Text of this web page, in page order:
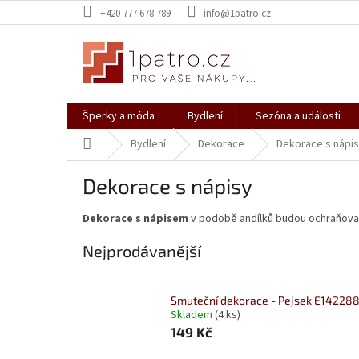
na
+420 777 678 789 info@1patro.cz
Šperky a móda Bydlení Sezóna a události
Domů Bydlení Dekorace Dekorace s
Dekorace s nápisy
Dekorace s nápisem v podobě andílků budou
Nejprodávanější
Smuteční dekorace - Pejsek E142288
Skladem (4 ks)
149 Kč